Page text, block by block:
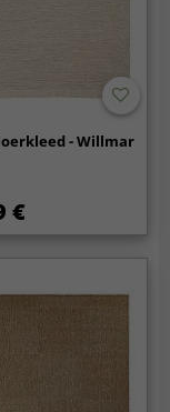
- Willmar
€